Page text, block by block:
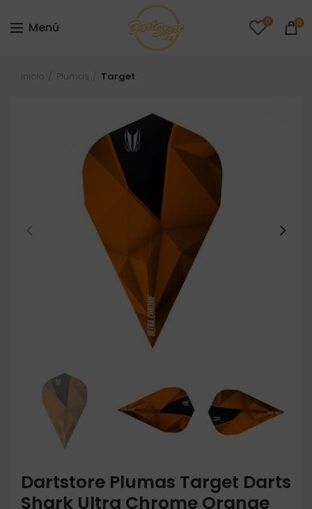
Menú 0 0
Inicio Plumas Target
Dartstore Plumas Target Darts
Shark Ultra Chrome Orange